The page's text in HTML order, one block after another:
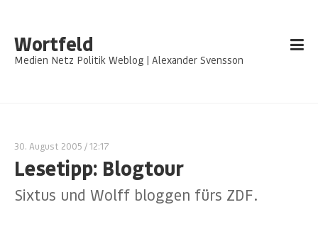
Wortfeld
Medien Netz Politik Weblog | Alexander Svensson
30. August 2005 / 12:17
Lesetipp: Blogtour
Sixtus und Wolff bloggen fürs ZDF.